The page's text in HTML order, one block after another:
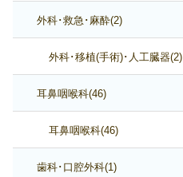
外科･救急･麻酔(2)
外科･移植(手術)･人工臓器(2)
耳鼻咽喉科(46)
耳鼻咽喉科(46)
歯科･口腔外科(1)